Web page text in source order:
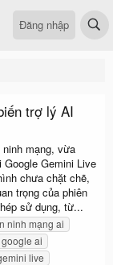
Đăng nhập
trợ lý AI
mạng, vừa
Gemini Live
chưa chặt chẽ,
trọng của phiên
sử dụng, từ...
ninh mạng ai
google ai
live